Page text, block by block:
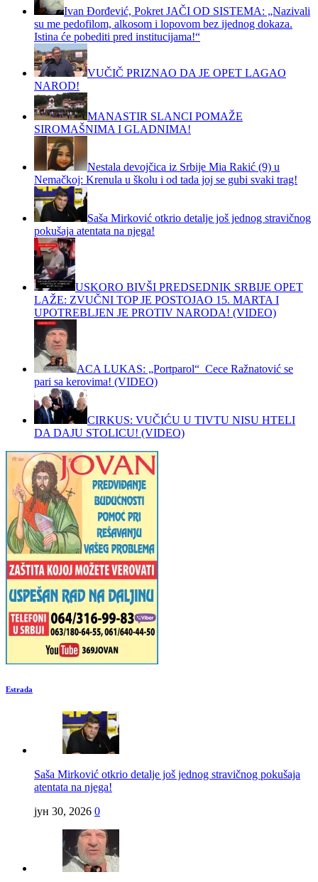
Ivan Đorđević, Pokret JAČI OD SISTEMA: „Nazivali
su me pedofilom, alkosom i lopovom bez ijednog dokaza.
Istina će pobediti pred institucijama!“
VUČIČ PRIZNAO DA JE OPET LAGAO
NAROD!
MANASTIR SLANCI POMAŽE
SIROMAŠNIMA I GLADNIMA!
Nestala devojčica iz Srbije Mia Rakić (9) u
Nemačkoj: Krenula u školu i od tada joj se gubi svaki trag!
Saša Mirković otkrio detalje još jednog stravičnog
pokušaja atentata na njega!
USKORO BIVŠI PREDSEDNIK SRBIJE OPET
LAŽE: ZVUČNI TOP JE POSTOJAO 15. MARTA I
UPOTREBLJEN JE PROTIV NARODA! (VIDEO)
ACA LUKAS: „Portparol“ Cece Ražnatović se
pari sa kerovima! (VIDEO)
CIRKUS: VUČIĆU U TIVTU NISU HTELI
DA DAJU STOLICU! (VIDEO)
Estrada
Saša Mirković otkrio detalje još jednog stravičnog pokušaja
atentata na njega!
јун 30, 2026 0